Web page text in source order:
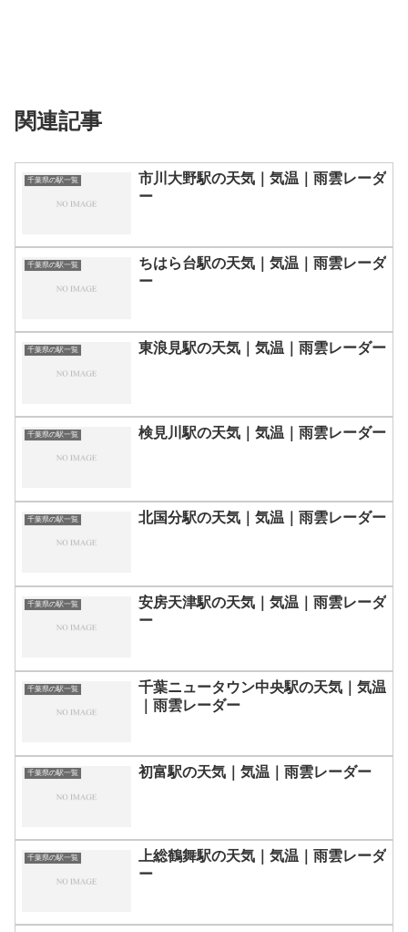
関連記事
千葉県の駅一覧
市川大野駅の天気｜気温｜雨雲レーダ
ー
千葉県の駅一覧
ちはら台駅の天気｜気温｜雨雲レーダ
ー
千葉県の駅一覧 東浪見駅の天気｜気温｜雨雲レーダー
千葉県の駅一覧 検見川駅の天気｜気温｜雨雲レーダー
千葉県の駅一覧 北国分駅の天気｜気温｜雨雲レーダー
千葉県の駅一覧
安房天津駅の天気｜気温｜雨雲レーダ
ー
千葉県の駅一覧
千葉ニュータウン中央駅の天気｜気温
｜雨雲レーダー
千葉県の駅一覧 初富駅の天気｜気温｜雨雲レーダー
千葉県の駅一覧
上総鶴舞駅の天気｜気温｜雨雲レーダ
ー